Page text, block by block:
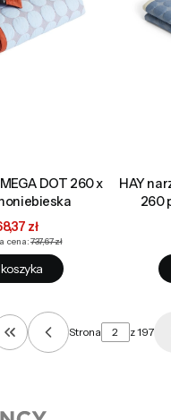
DOT 260 x
promocyjna
zł
cena:737,67 zł
HAY
260
Wróć do pierwszej strony
Strona z 197